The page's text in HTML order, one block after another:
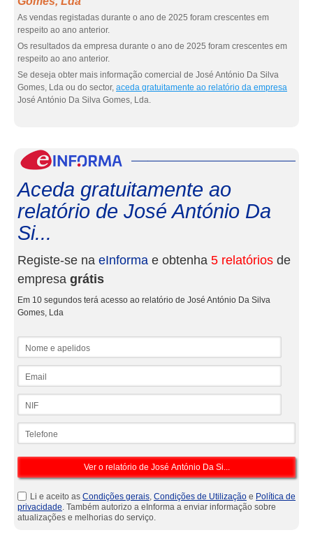
As vendas registadas durante o ano de 2025 foram crescentes em
respeito ao ano anterior.
Os resultados da empresa durante o ano de 2025 foram crescentes em
respeito ao ano anterior.
Se deseja obter mais informação comercial de José António Da Silva
Gomes, Lda ou do sector, aceda gratuitamente ao relatório da empresa
José António Da Silva Gomes, Lda.
Aceda gratuitamente ao
relatório de José António Da
Si...
Registe-se na eInforma e obtenha 5 relatórios de
empresa grátis
Em 10 segundos terá acesso ao relatório de José António Da Silva
Gomes, Lda
Li e aceito as Condições gerais, Condições de Utilização e Política de
privacidade. Também autorizo a eInforma a enviar informação sobre
atualizações e melhorias do serviço.